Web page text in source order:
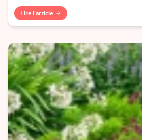
Lire l'article